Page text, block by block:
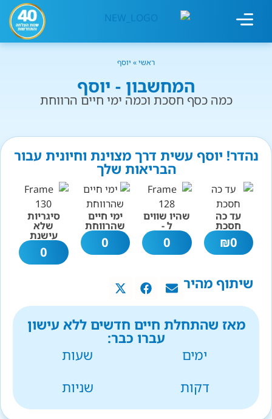
ראשי» יוסף
המחשבון - יוסף
כמה כסף חסכת וכמה ימי חיים הרווחת
נהדר! יוסף עשית דרך מצוינת וחיונית עבור
הבריאות שלך
עד כה
חסכת
0
₪
שהיו שווים
ל -
0
ימי חיים
שהרווחת
0
סיגריות
שלא
עישנת
0
שיתוף מהיר
מאז שהתחלת חיים חדשים ללא עישון
עברו כבר:
ימים
שעות
דקות
שניות